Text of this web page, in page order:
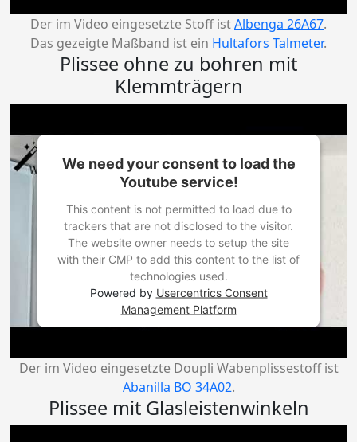
Der im Video eingesetzte Stoff istAlbenga 26A67.
Das gezeigte Maßband ist ein Hultafors Talmeter.
Plissee ohne zu bohren mit
Klemmträgern
We need your consent to load the
Youtube service!
This content is not permitted to load due to
trackers that are not disclosed to the visitor.
The website owner needs to setup the site
with their CMP to add this content to the list of
technologies used.
Powered by Usercentrics Consent
Management Platform
Der im Video eingesetzte Doupli Wabenplissestoff ist
Abanilla BO 34A02.
Plissee mit Glasleistenwinkeln